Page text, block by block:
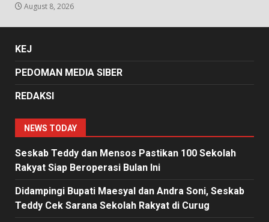
August 8, 2026
KEJ
PEDOMAN MEDIA SIBER
REDAKSI
NEWS TODAY
Seskab Teddy dan Mensos Pastikan 100 Sekolah
Rakyat Siap Beroperasi Bulan Ini
Didampingi Bupati Maesyal dan Andra Soni, Seskab
Teddy Cek Sarana Sekolah Rakyat di Curug